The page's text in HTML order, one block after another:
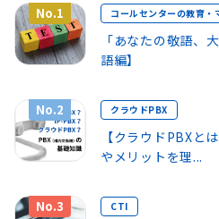
No.1 コールセンターの教育・
「あなたの敬語、
語編】
No.2 クラウドPBX
【クラウドPBXと
やメリットを理...
No.3 CTI